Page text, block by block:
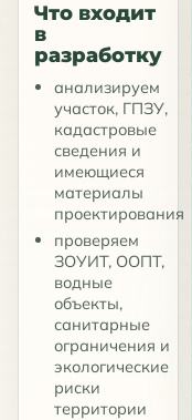
Что входит
в
разработку
анализируем
участок, ГПЗУ,
кадастровые
сведения и
имеющиеся
материалы
проектирования
проверяем
ЗОУИТ, ООПТ,
водные
объекты,
санитарные
ограничения и
экологические
риски
территории